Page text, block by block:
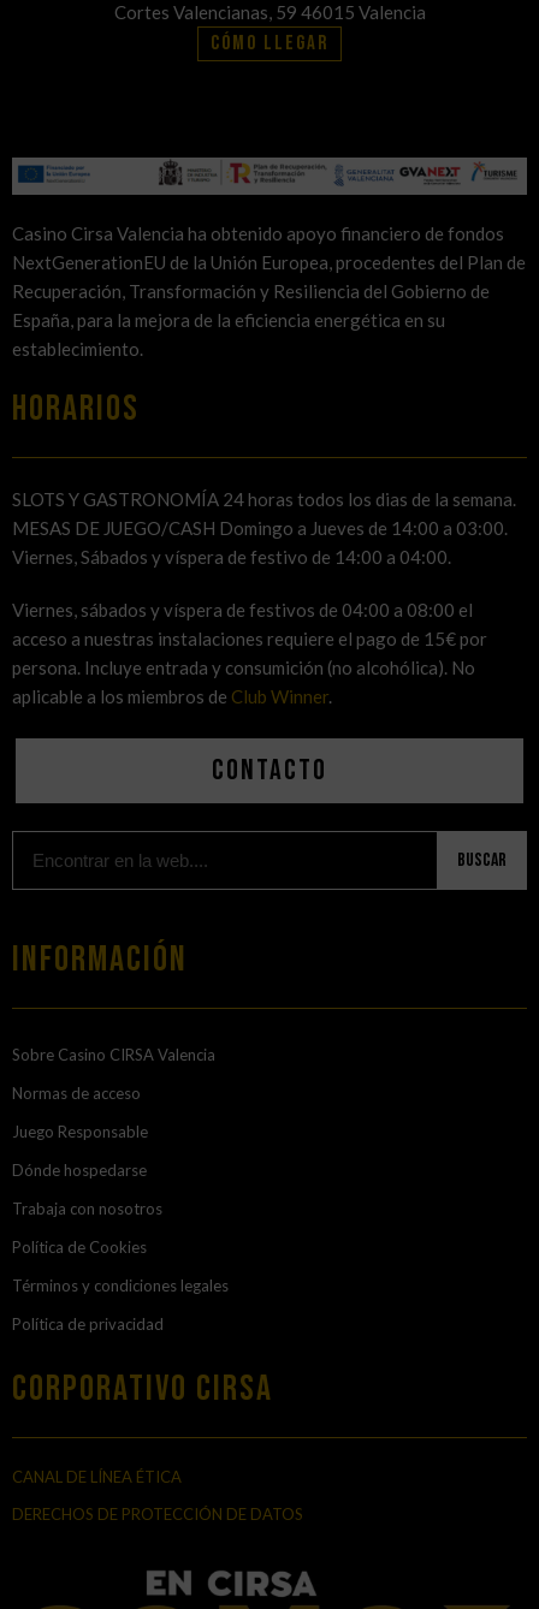
Cortes Valencianas, 59 46015 Valencia
Cómo llegar
Casino Cirsa Valencia ha obtenido apoyo financiero de fondos
NextGenerationEU de la Unión Europea, procedentes del Plan de
Recuperación, Transformación y Resiliencia del Gobierno de
España, para la mejora de la eficiencia energética en su
establecimiento.
HORARIOS
SLOTS Y GASTRONOMÍA 24 horas todos los dias de la semana.
MESAS DE JUEGO/CASH Domingo a Jueves de 14:00 a 03:00.
Viernes, Sábados y víspera de festivo de 14:00 a 04:00.
Viernes, sábados y víspera de festivos de 04:00 a 08:00 el
acceso a nuestras instalaciones requiere el pago de 15€ por
persona. Incluye entrada y consumición (no alcohólica). No
aplicable a los miembros de Club Winner.
Contacto
Buscar
Información
Sobre Casino CIRSA Valencia
Normas de acceso
Juego Responsable
Dónde hospedarse
Trabaja con nosotros
Política de Cookies
Términos y condiciones legales
Política de privacidad
Corporativo Cirsa
CANAL DE LÍNEA ÉTICA
DERECHOS DE PROTECCIÓN DE DATOS